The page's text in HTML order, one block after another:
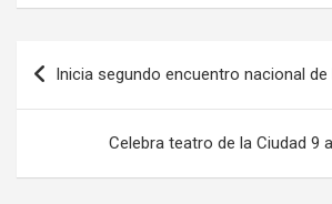
Navegación
de
entradas
Inicia segundo encuentro nacional de
Celebra teatro de la Ciudad 9